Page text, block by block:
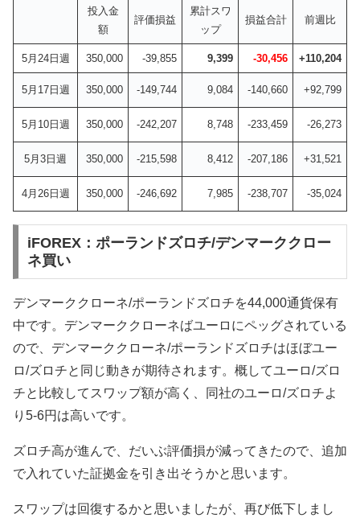
投入金
額
評価損益
累計スワ
ップ
損益合計 前週比
5月24日週 350,000 -39,855 9,399 -30,456 +110,204
5月17日週 350,000 -149,744 9,084 -140,660 +92,799
5月10日週 350,000 -242,207 8,748 -233,459 -26,273
5月3日週 350,000 -215,598 8,412 -207,186 +31,521
4月26日週 350,000 -246,692 7,985 -238,707 -35,024
iFOREX：ポーランドズロチ/デンマーククロー
ネ買い
デンマーククローネ/ポーランドズロチを44,000通貨保有
中です。デンマーククローネばユーロにペッグされている
ので、 デンマーククローネ/ポーランドズロチはほぼユー
ロ/ズロチと同じ動きが期待されます。概してユーロ/ズロ
チと比較してスワップ額が高く、同社のユーロ/ズロチよ
り5-6円は高いです。
ズロチ高が進んで、だいぶ評価損が減ってきたので、追加
で入れていた証拠金を引き出そうかと思います。
スワップは回復するかと思いましたが、再び低下しまし